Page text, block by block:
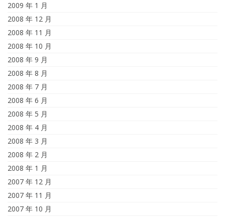
2009 年 1 月
2008 年 12 月
2008 年 11 月
2008 年 10 月
2008 年 9 月
2008 年 8 月
2008 年 7 月
2008 年 6 月
2008 年 5 月
2008 年 4 月
2008 年 3 月
2008 年 2 月
2008 年 1 月
2007 年 12 月
2007 年 11 月
2007 年 10 月